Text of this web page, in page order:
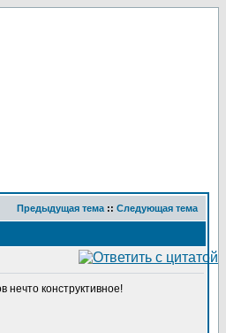
Предыдущая тема :: Следующая тема
нечто конструктивное!